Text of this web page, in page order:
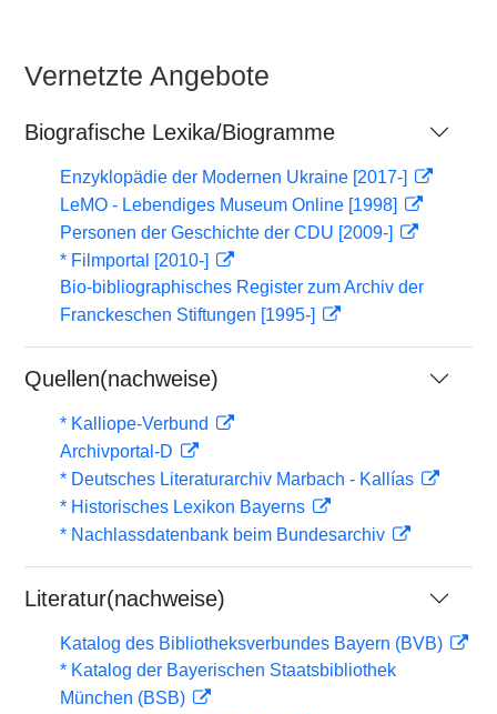
Vernetzte Angebote
Biografische Lexika/Biogramme
Enzyklopädie der Modernen Ukraine [2017-]
LeMO - Lebendiges Museum Online [1998]
Personen der Geschichte der CDU [2009-]
* Filmportal [2010-]
Bio-bibliographisches Register zum Archiv der
Franckeschen Stiftungen [1995-]
Quellen(nachweise)
* Kalliope-Verbund
Archivportal-D
* Deutsches Literaturarchiv Marbach - Kallías
* Historisches Lexikon Bayerns
* Nachlassdatenbank beim Bundesarchiv
Literatur(nachweise)
Katalog des Bibliotheksverbundes Bayern (BVB)
* Katalog der Bayerischen Staatsbibliothek
München (BSB)